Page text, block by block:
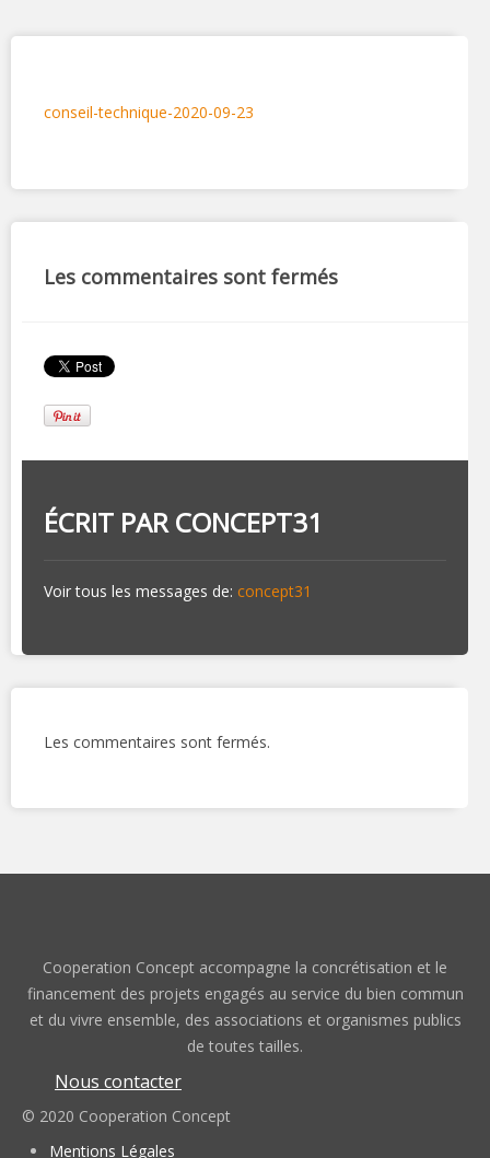
conseil-technique-2020-09-23
Les commentaires sont fermés
ÉCRIT PARCONCEPT31
Voir tous les messages de: concept31
Les commentaires sont fermés.
Cooperation Concept accompagne la concrétisation et le
financement des projets engagés au service du bien commun
et du vivre ensemble, des associations et organismes publics
de toutes tailles.
Nous contacter
© 2020 Cooperation Concept
Mentions Légales